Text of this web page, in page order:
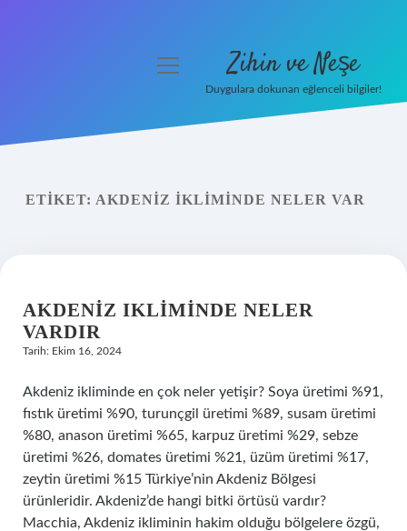
Yasal Uyarı
menüyü
Zihin ve Neşe
Duygulara dokunan eğlenceli bilgiler!
ETIKET: AKDENIZ IKLIMINDE NELER VAR
AKDENIZ IKLIMINDE NELER
VARDIR
Tarih: Ekim 16, 2024
Akdeniz ikliminde en çok neler yetişir? Soya üretimi %91,
fıstık üretimi %90, turunçgil üretimi %89, susam üretimi
%80, anason üretimi %65, karpuz üretimi %29, sebze
üretimi %26, domates üretimi %21, üzüm üretimi %17,
zeytin üretimi %15 Türkiye’nin Akdeniz Bölgesi
ürünleridir. Akdeniz’de hangi bitki örtüsü vardır?
Macchia, Akdeniz ikliminin hakim olduğu bölgelere özgü,